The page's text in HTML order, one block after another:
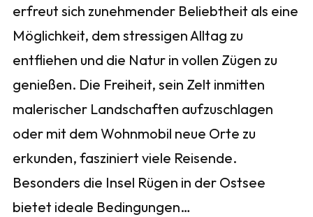
erfreut sich zunehmender Beliebtheit als eine
Möglichkeit, dem stressigen Alltag zu
entfliehen und die Natur in vollen Zügen zu
genießen. Die Freiheit, sein Zelt inmitten
malerischer Landschaften aufzuschlagen
oder mit dem Wohnmobil neue Orte zu
erkunden, fasziniert viele Reisende.
Besonders die Insel Rügen in der Ostsee
bietet ideale Bedingungen…